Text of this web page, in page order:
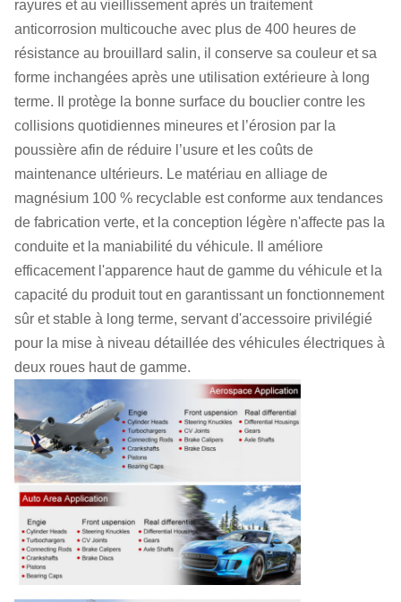
rayures et au vieillissement après un traitement
anticorrosion multicouche avec plus de 400 heures de
résistance au brouillard salin, il conserve sa couleur et sa
forme inchangées après une utilisation extérieure à long
terme. Il protège la bonne surface du bouclier contre les
collisions quotidiennes mineures et l’érosion par la
poussière afin de réduire l’usure et les coûts de
maintenance ultérieurs. Le matériau en alliage de
magnésium 100 % recyclable est conforme aux tendances
de fabrication verte, et la conception légère n'affecte pas la
conduite et la maniabilité du véhicule. Il améliore
efficacement l'apparence haut de gamme du véhicule et la
capacité du produit tout en garantissant un fonctionnement
sûr et stable à long terme, servant d'accessoire privilégié
pour la mise à niveau détaillée des véhicules électriques à
deux roues haut de gamme.